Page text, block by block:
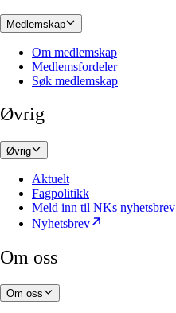
Medlemskap
Om medlemskap
Medlemsfordeler
Søk medlemskap
Øvrig
Øvrig
Aktuelt
Fagpolitikk
Meld inn til NKs nyhetsbrev
Nyhetsbrev
Om oss
Om oss